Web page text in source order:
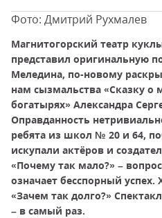
Фото: Дмитрий Рухмалев
Магнитогорский театр
представил оригинальную
Меледина, по-новому
нам сызмальства «Сказку о
богатырях» Александра
Оправданность
ребята из школ № 20 и 64,
искупали актёров и
«Почему так мало?» –
означает бесспорный
«Зачем так долго?»
– в самый раз.